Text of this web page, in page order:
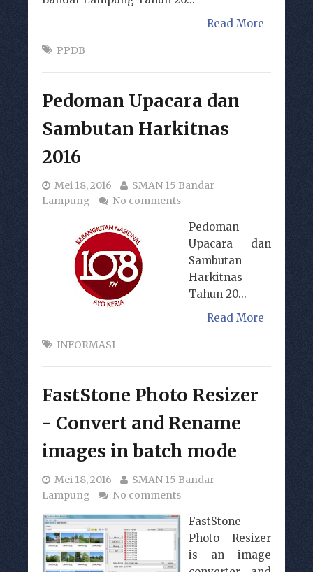
Read More
PPDB
Pedoman Upacara dan
Sambutan Harkitnas
2016
Mei 18, 2016
SMAN 15 Bandar
Lampung
No comments
Pedoman
Upacara dan
Sambutan
Harkitnas
Tahun 20...
Read More
INFORMASI
FastStone Photo Resizer
- Convert and Rename
images in batch mode
Mei 18, 2016
SMAN 15 Bandar
Lampung
No comments
FastStone
Photo Resizer
is an image